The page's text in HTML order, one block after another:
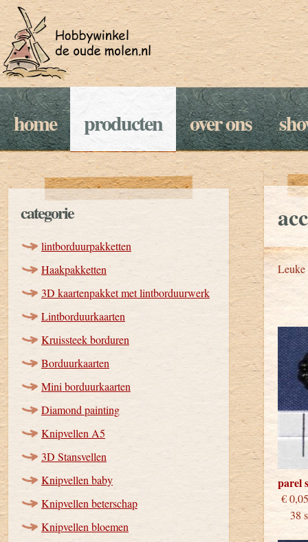
home producten over ons
categorie
lintborduurpakketten
Haakpakketten
3D kaartenpakket met lintborduurwerk
Lintborduurkaarten
Kruissteek borduren
Borduurkaarten
Mini borduurkaarten
Diamond painting
Knipvellen A5
3D Stansvellen
Knipvellen baby
Knipvellen beterschap
Knipvellen bloemen
Leuke
parel
38